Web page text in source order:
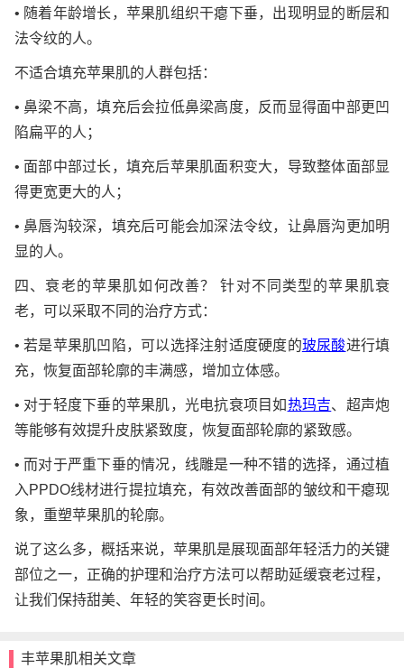
• 随着年龄增长，苹果肌组织干瘪下垂，出现明显的断层和
法令纹的人。
不适合填充苹果肌的人群包括：
• 鼻梁不高，填充后会拉低鼻梁高度，反而显得面中部更凹
陷扁平的人；
• 面部中部过长，填充后苹果肌面积变大，导致整体面部显
得更宽更大的人；
• 鼻唇沟较深，填充后可能会加深法令纹，让鼻唇沟更加明
显的人。
四、衰老的苹果肌如何改善？ 针对不同类型的苹果肌衰
老，可以采取不同的治疗方式：
• 若是苹果肌凹陷，可以选择注射适度硬度的玻尿酸进行填
充，恢复面部轮廓的丰满感，增加立体感。
• 对于轻度下垂的苹果肌，光电抗衰项目如热玛吉、超声炮
等能够有效提升皮肤紧致度，恢复面部轮廓的紧致感。
• 而对于严重下垂的情况，线雕是一种不错的选择，通过植
入PPDO线材进行提拉填充，有效改善面部的皱纹和干瘪现
象，重塑苹果肌的轮廓。
说了这么多，概括来说，苹果肌是展现面部年轻活力的关键
部位之一，正确的护理和治疗方法可以帮助延缓衰老过程，
让我们保持甜美、年轻的笑容更长时间。
丰苹果肌相关文章